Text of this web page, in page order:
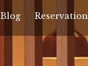
Blog Reservation